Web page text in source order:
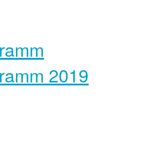
2019